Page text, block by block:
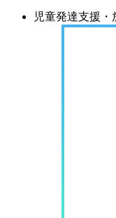
児童発達支援